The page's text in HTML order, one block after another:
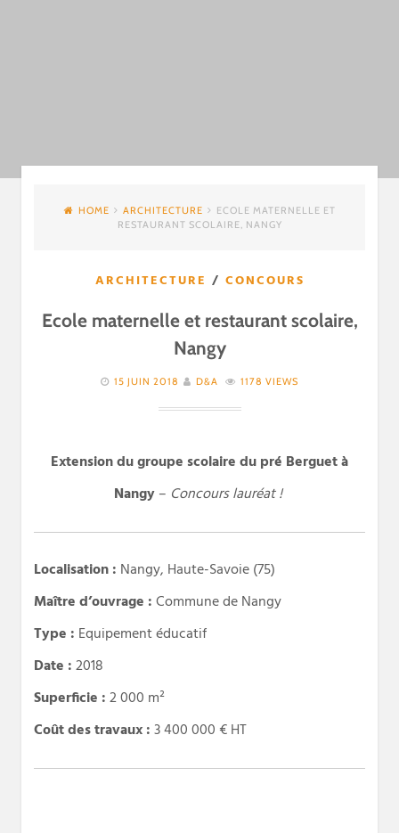
HOME ARCHITECTURE
ECOLE MATERNELLE ET
RESTAURANT SCOLAIRE, NANGY
ARCHITECTURE / CONCOURS
Ecole maternelle et restaurant scolaire,
Nangy
15 JUIN 2018 D&A 1178 VIEWS
Extension du groupe scolaire du pré Berguet à
Nangy– Concours lauréat !
Localisation : Nangy, Haute-Savoie (75)
Maître d’ouvrage :Commune de Nangy
Type : Equipement éducatif
Date :2018
Superficie :2 000 m²
Coût des travaux :3 400 000 € HT